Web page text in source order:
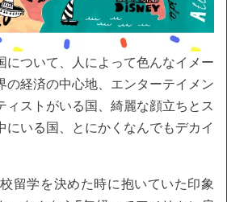
について、人によって色んなイメー
の経済の中心地、エンターテイメン
ィストがいる国、綺麗な顔立ちとス
にいる国、とにかくなんでもデカイ
留学を決めた時に抱いていた印象